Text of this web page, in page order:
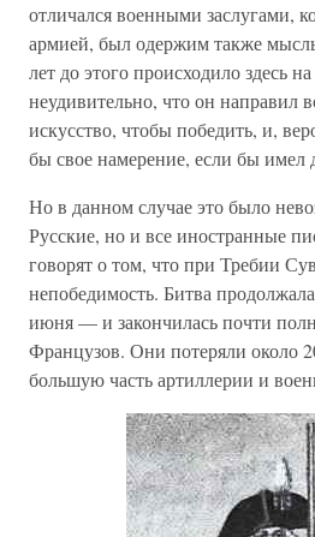
отличался военными заслугами,
армией, был одержим также
лет до этого происходило здесь
неудивительно, что он направил
искусство, чтобы победить, и,
бы свое намерение, если бы имел
Но в данном случае это было
Русские, но и все иностранные
говорят о том, что при Требии
непобедимость. Битва
июня — и закончилась почти
Французов. Они потеряли около
большую часть артиллерии и